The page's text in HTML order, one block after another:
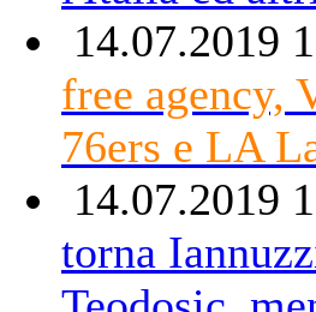
14.07.2019
free agency,
76ers e LA
14.07.2019
torna